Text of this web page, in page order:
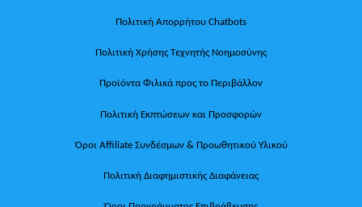
Πολιτική Απορρήτου Chatbots
Πολιτική Χρήσης Τεχνητής Νοημοσύνης
Προϊόντα Φιλικά προς το Περιβάλλον
Πολιτική Εκπτώσεων και Προσφορών
Όροι Affiliate Συνδέσμων & Προωθητικού Υλικού
Πολιτική Διαφημιστικής Διαφάνειας